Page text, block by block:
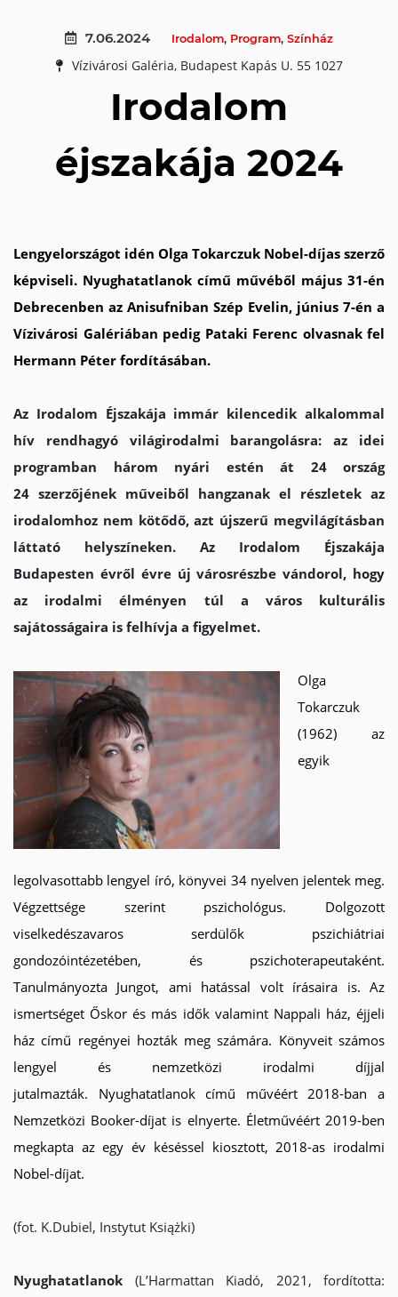
7.06.2024 Irodalom, Program, Színház
Vízivárosi Galéria, Budapest Kapás U. 55 1027
Irodalom
éjszakája 2024
Lengyelországot idén Olga Tokarczuk Nobel-díjas szerző
képviseli. Nyughatatlanok című művéből május 31-én
Debrecenben az Anisufniban Szép Evelin, június 7-én a
Vízivárosi Galériában pedig Pataki Ferenc olvasnak fel
Hermann Péter fordításában.
Az Irodalom Éjszakája immár kilencedik alkalommal
hív rendhagyó világirodalmi barangolásra: az idei
programban három nyári estén át 24 ország
24 szerzőjének műveiből hangzanak el részletek az
irodalomhoz nem kötődő, azt újszerű megvilágításban
láttató helyszíneken. Az Irodalom Éjszakája
Budapesten évről évre új városrészbe vándorol, hogy
az irodalmi élményen túl a város kulturális
sajátosságaira is felhívja a figyelmet.
Olga
Tokarczuk
(1962) az
egyik
legolvasottabb lengyel író, könyvei 34 nyelven jelentek meg.
Végzettsége szerint pszichológus. Dolgozott
viselkedészavaros serdülők pszichiátriai
gondozóintézetében, és pszichoterapeutaként.
Tanulmányozta Jungot, ami hatással volt írásaira is. Az
ismertséget Őskor és más időkvalamint Nappali ház, éjjeli
ház című regényei hozták meg számára. Könyveit számos
lengyel és nemzetközi irodalmi díjjal
jutalmazták. Nyughatatlanokcímű művéért 2018-ban a
Nemzetközi Booker-díjat is elnyerte. Életművéért 2019-ben
megkapta az egy év késéssel kiosztott, 2018-as irodalmi
Nobel-díjat.
(fot. K.Dubiel, Instytut Książki)
Nyughatatlanok (L’Harmattan Kiadó, 2021, fordította: